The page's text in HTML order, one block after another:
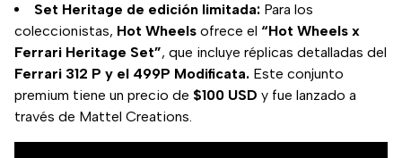
Set Heritage de edición limitada: Para los
coleccionistas, Hot Wheels ofrece el “Hot Wheels x
Ferrari Heritage Set”, que incluye réplicas detalladas del
Ferrari 312 P y el 499P Modificata. Este conjunto
premium tiene un precio de $100 USD y fue lanzado a
través de Mattel Creations.